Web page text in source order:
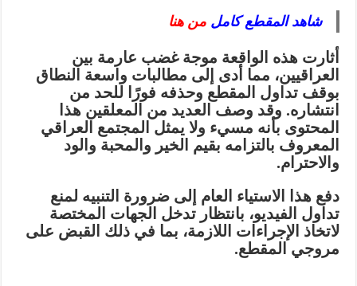
شاهد المقطع كامل من هنا
أثارت هذه الواقعة موجة غضب عارمة بين
العراقيين، مما أدى إلى مطالبات واسعة النطاق
بوقف تداول المقطع وحذفه فورًا
للحد من
انتشاره. وقد وصف العديد من المعلقين هذا
المحتوى بأنه مسيء ولا يمثل المجتمع العراقي
المعروف بالتزامه بقيم الخير والمحبة والود
والاحترام.
دفع هذا الاستياء العام إلى ضرورة التنبيه لمنع
تداول الفيديو، بانتظارتدخل الجهات المختصة
لاتخاذ الإجراءات اللازمة، بما في ذلك القبض على
مروجي المقطع.